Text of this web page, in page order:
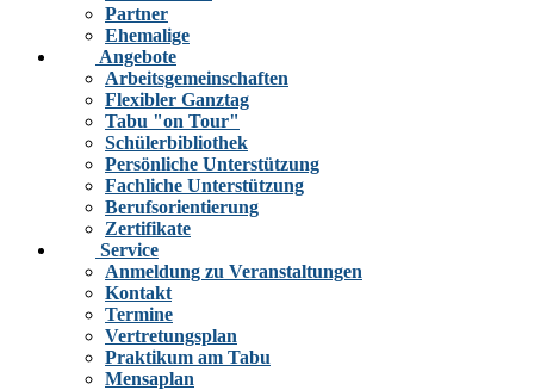
Partner
Ehemalige
Angebote
Arbeitsgemeinschaften
Flexibler Ganztag
Tabu "on Tour"
Schülerbibliothek
Persönliche Unterstützung
Fachliche Unterstützung
Berufsorientierung
Zertifikate
Service
Anmeldung zu Veranstaltungen
Kontakt
Termine
Vertretungsplan
Praktikum am Tabu
Mensaplan